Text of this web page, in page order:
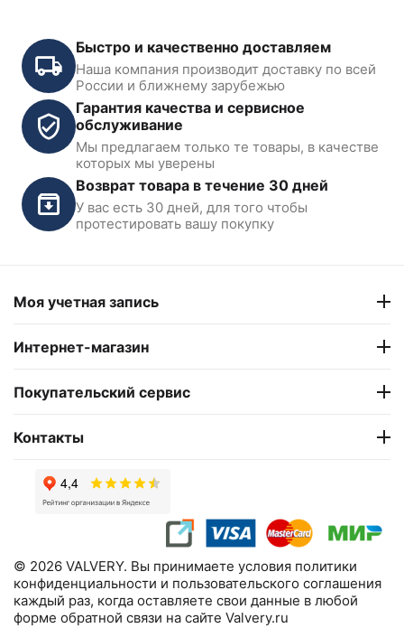
KraftWell KRW2800IW
Гайковерт пневматический
ударный 1", 2800 Нм
В наличии
Гайковерт пневматический
KraftWell KRW5500IW
В наличии
Быстро и качественно доставляем
Наша компания производит доставку по всей
России и ближнему зарубежью
Гарантия качества и сервисное
обслуживание
Мы предлагаем только те товары, в качестве
которых мы уверены
Возврат товара в течение 30 дней
У вас есть 30 дней, для того чтобы
протестировать вашу покупку
Моя учетная запись
Интернет-магазин
Покупательский сервис
Контакты
© 2026 VALVERY. Вы принимаете условия политики
конфиденциальности и пользовательского соглашения
каждый раз, когда оставляете свои данные в любой
форме обратной связи на сайте Valvery.ru